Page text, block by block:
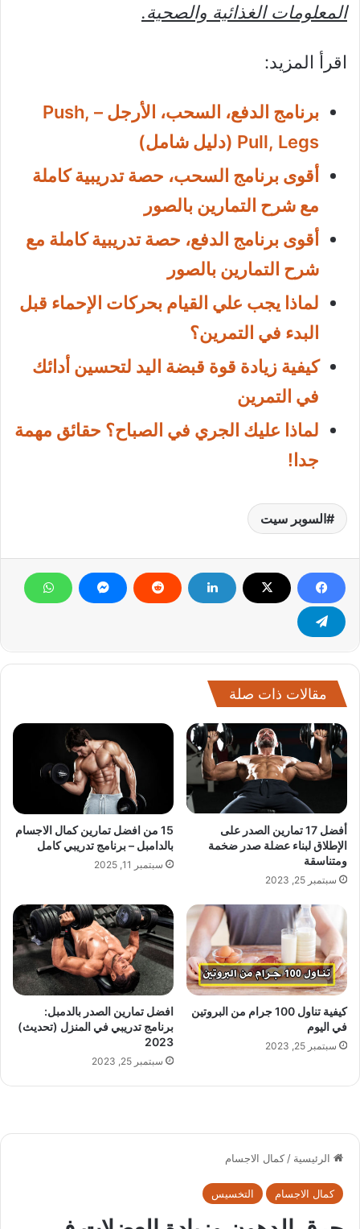
المعلومات الغذائية والصحية.
اقرأ المزيد:
برنامج الدفع، السحب، الأرجل – Push,
Pull, Legs (دليل شامل)
أقوى برنامج السحب، حصة تدريبية كاملة
مع شرح التمارين بالصور
أقوى برنامج الدفع، حصة تدريبية كاملة مع
شرح التمارين بالصور
لماذا يجب علي القيام بحركات الإحماء قبل
البدء في التمرين؟
كيفية زيادة قوة قبضة اليد لتحسين أدائك
في التمرين
لماذا عليك الجري في الصباح؟ حقائق مهمة
جدا!
السوبر سيت
مقالات ذات صلة
أفضل 17 تمارين الصدر على
الإطلاق لبناء عضلة صدر ضخمة
ومتناسقة
سبتمبر 25, 2023
15 من افضل تمارين كمال الاجسام
بالدامبل – برنامج تدريبي كامل
سبتمبر 11, 2025
كيفية تناول 100 جرام من البروتين
في اليوم
سبتمبر 25, 2023
افضل تمارين الصدر بالدمبل:
برنامج تدريبي في المنزل (تحديث)
2023
سبتمبر 25, 2023